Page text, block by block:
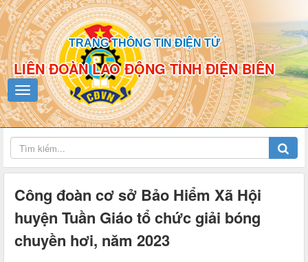
TRANG THÔNG TIN ĐIỆN TỬ
LIÊN ĐOÀN LAO ĐỘNG TỈNH ĐIỆN BIÊN
Công đoàn cơ sở Bảo Hiểm Xã Hội
huyện Tuần Giáo tổ chức giải bóng
chuyền hơi, năm 2023